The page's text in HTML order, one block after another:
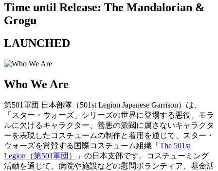
Time until Release: The Mandalorian &
Grogu
LAUNCHED
Who We Are
第501軍団 日本部隊（501st Legion Japanese Garrison）は、
「スター・ウォーズ」シリーズの世界に登場する悪役、モラ
ルに欠けるキャラクター、善悪の派閥に属さないキャラクタ
ーを表現したコスチュームの制作と着用を通じて、スター・
ウォーズを賞賛する国際コスチューム組織「 The 501st
Legion（第501軍団）
」の日本支部です。コスチューミング
活動を通じて、病院や施設などの慰問ボランティア、基金活